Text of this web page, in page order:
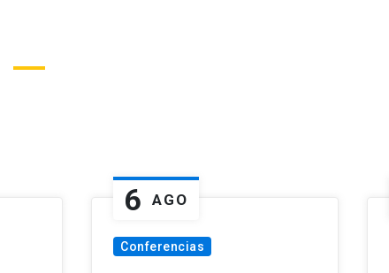
6 AGO
Conferencias